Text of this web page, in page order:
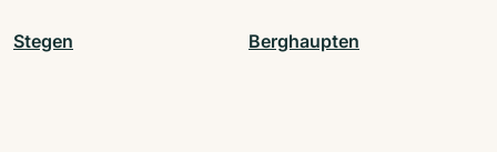
Stegen Berghaupten